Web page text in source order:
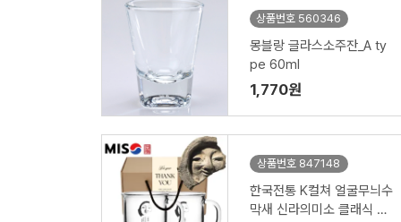
상품번호 560346
몽블랑 글라스소주잔_A ty
pe 60ml
1,770원
상품번호 847148
한국전통 K컬쳐 얼굴무늬수
막새 신라의미소 클래식 글